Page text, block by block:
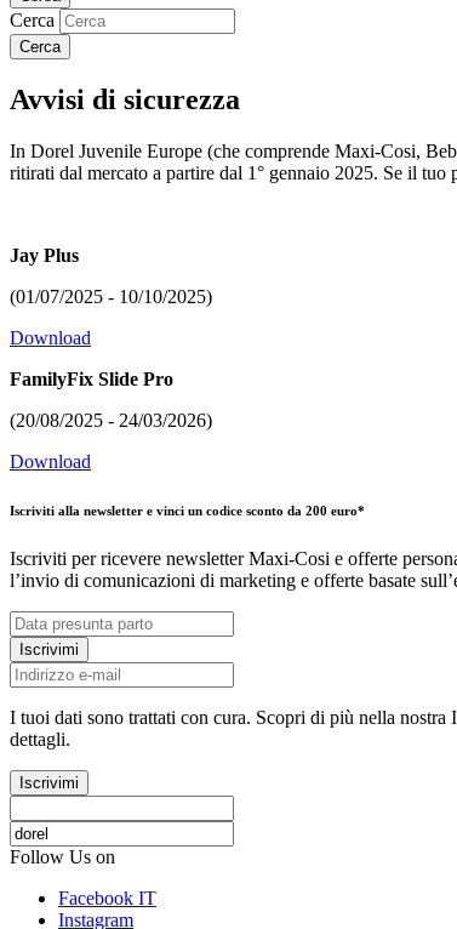
Cerca
Avvisi di sicurezza
In Dorel Juvenile Europe (che comprende Maxi-Cosi,
ritirati dal mercato a partire dal 1° gennaio 2025. Se il
Jay Plus
(01/07/2025 - 10/10/2025)
Download
FamilyFix Slide Pro
(20/08/2025 - 24/03/2026)
Download
Iscriviti alla newsletter e vinci un codice sconto da 200 euro*
Iscriviti per ricevere newsletter Maxi-Cosi e offerte
l’invio di comunicazioni di marketing e offerte basate
Iscrivimi
I tuoi dati sono trattati con cura. Scopri di più nella nostra
dettagli.
Iscrivimi
Follow Us on
Facebook IT
Instagram